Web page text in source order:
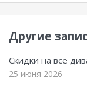
Другие
Скидки на все
25 июня 2026